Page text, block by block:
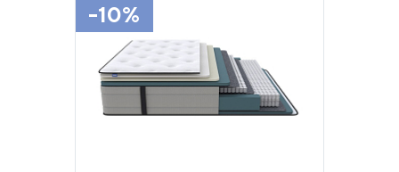
-10%